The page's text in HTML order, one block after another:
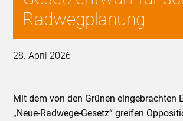
Radwegplanung
28. April 2026
Mit dem von den Grünen eingebrachten
„Neue-Radwege-Gesetz“ greifen